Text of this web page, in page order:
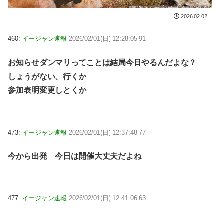
2026.02.02
460: イージャン速報 2026/02/01(日) 12:28:05.91
お知らせダンマリってことは結局今日やるんだよな？
しょうがない、行くか
参加表明変更しとくか
473: イージャン速報 2026/02/01(日) 12:37:48.77
今から出発 今日は開催大丈夫だよね
477: イージャン速報 2026/02/01(日) 12:41:06.63